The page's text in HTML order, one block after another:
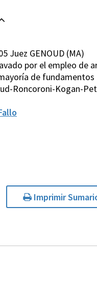
Juez GENOUD (MA)
por el empleo de
de fundamentos
Roncoroni-Kogan-
Imprimir